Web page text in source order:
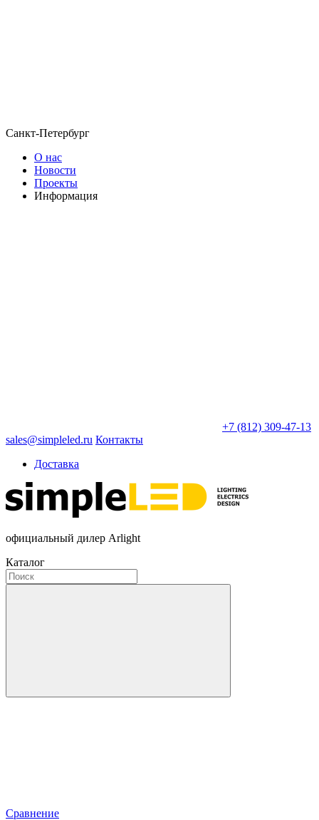
Санкт-Петербург
О нас
Новости
Проекты
Информация
+7 (812) 309-47-13
sales@simpleled.ru Контакты
Доставка
официальный дилер Arlight
Каталог
Сравнение